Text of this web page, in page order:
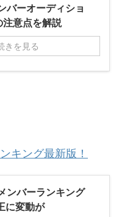
バーオーディショ
注意点を解説
きを見る
キング最新版！
ンバーランキング
に変動が